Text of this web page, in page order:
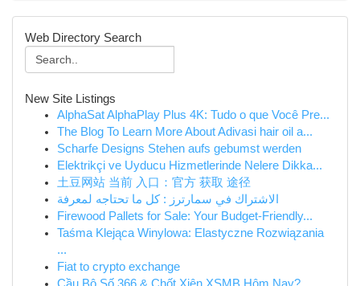
Web Directory Search
New Site Listings
AlphaSat AlphaPlay Plus 4K: Tudo o que Você Pre...
The Blog To Learn More About Adivasi hair oil a...
Scharfe Designs Stehen aufs gebumst werden
Elektrikçi ve Uyducu Hizmetlerinde Nelere Dikka...
土豆网站 当前 入口：官方 获取 途径
الاشتراك في سمارترز : كل ما تحتاجه لمعرفة
Firewood Pallets for Sale: Your Budget-Friendly...
Taśma Klejąca Winylowa: Elastyczne Rozwiązania
...
Fiat to crypto exchange